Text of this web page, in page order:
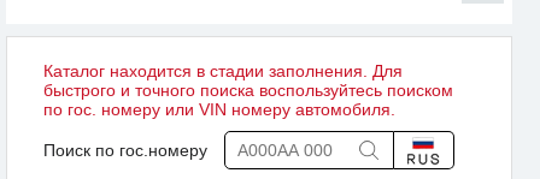
Каталог находится в стадии заполнения. Для
быстрого и точного поиска воспользуйтесь поиском
по гос. номеру или VIN номеру автомобиля.
Поиск по гос.номеру